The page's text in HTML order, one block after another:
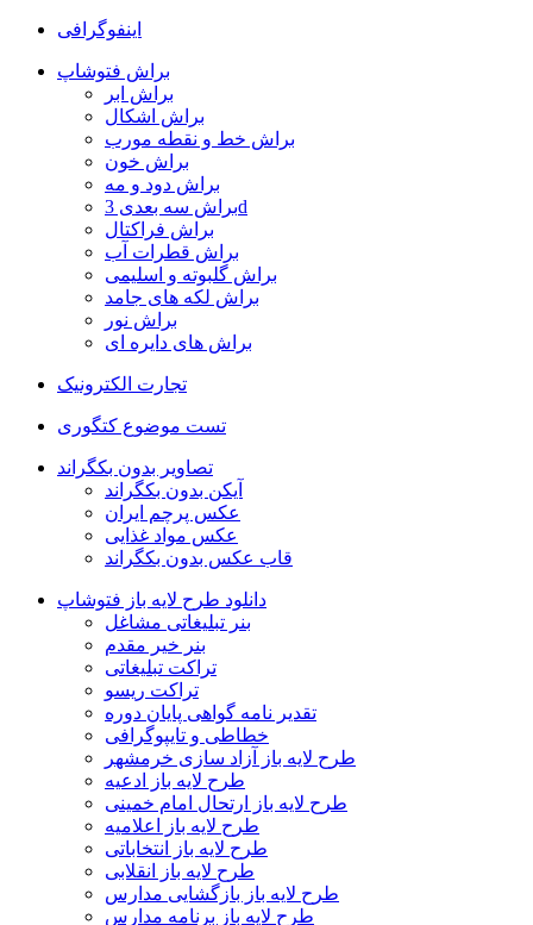
اینفوگرافی
براش فتوشاپ
براش ابر
براش اشکال
براش خط و نقطه مورب
براش خون
براش دود و مه
براش سه بعدی 3d
براش فراکتال
براش قطرات آب
براش گلبوته و اسلیمی
براش لکه های جامد
براش نور
براش های دایره ای
تجارت الکترونیک
تست موضوع کتگوری
تصاویر بدون بکگراند
آیکن بدون بکگراند
عکس پرچم ایران
عکس مواد غذایی
قاب عکس بدون بکگراند
دانلود طرح لایه باز فتوشاپ
بنر تبلیغاتی مشاغل
بنر خیر مقدم
تراکت تبلیغاتی
تراکت ریسو
تقدیر نامه گواهی پایان دوره
خطاطی و تایپوگرافی
طرح لایه باز آزاد سازی خرمشهر
طرح لایه باز ادعیه
طرح لایه باز ارتحال امام خمینی
طرح لایه باز اعلامیه
طرح لایه باز انتخاباتی
طرح لایه باز انقلابی
طرح لایه باز بازگشایی مدارس
طرح لایه باز برنامه مدارس